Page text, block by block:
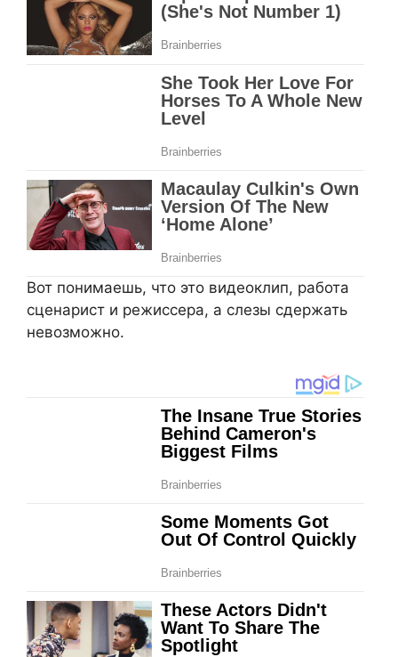
Вот понимаешь, что это видеоклип, работа
сценарист и режиссера, а слезы сдержать
невозможно.